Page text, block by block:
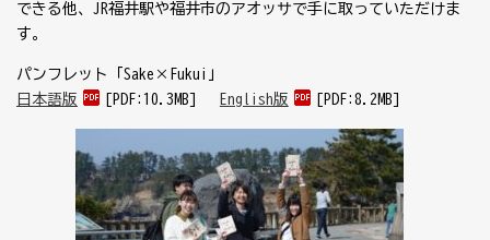
できる他、JR福井駅や福井市のアオッサで手に取っていただけま
す。
パンフレット「Sake×Fukui」
日本語版
[PDF:10.3MB] English版 [PDF:8.2MB]